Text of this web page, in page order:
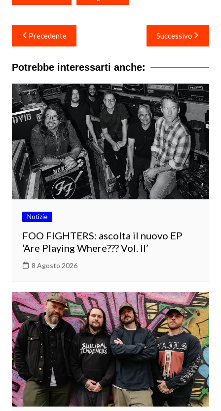
Navigazione
articoli
Precedente Successivo
Potrebbe interessarti anche:
Notizie
FOO FIGHTERS: ascolta il nuovo EP
‘Are Playing Where??? Vol. II’
8 Agosto 2026